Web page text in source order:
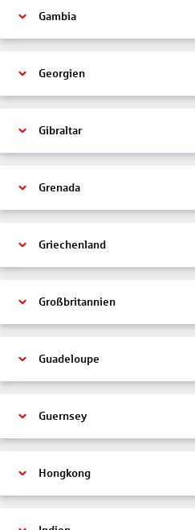
Gambia
Georgien
Gibraltar
Grenada
Griechenland
Großbritannien
Guadeloupe
Guernsey
Hongkong